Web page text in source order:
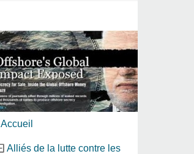
Accueil
Alliés de la lutte contre les